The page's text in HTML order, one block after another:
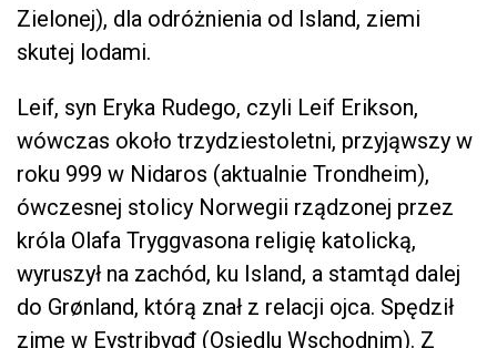
Zielonej), dla odróżnienia od Island, ziemi
skutej lodami.
Leif, syn Eryka Rudego, czyli Leif Erikson,
wówczas około trzydziestoletni, przyjąwszy w
roku 999 w Nidaros (aktualnie Trondheim),
ówczesnej stolicy Norwegii rządzonej przez
króla Olafa Tryggvasona religię katolicką,
wyruszył na zachód, ku Island, a stamtąd dalej
do Grønland, którą znał z relacji ojca. Spędził
zimę w Eystribygđ (Osiedlu Wschodnim). Z